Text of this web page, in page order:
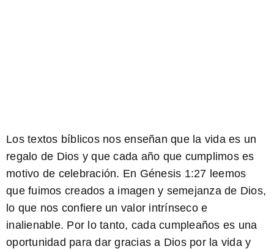
Los textos bíblicos nos enseñan que la vida es un
regalo de Dios y que cada año que cumplimos es
motivo de celebración. En Génesis 1:27 leemos
que fuimos creados a imagen y semejanza de Dios,
lo que nos confiere un valor intrínseco e
inalienable. Por lo tanto, cada cumpleaños es una
oportunidad para dar gracias a Dios por la vida y